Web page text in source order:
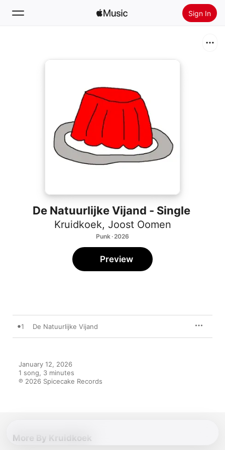
Sign In
Install Apple Music
De Natuurlijke Vijand - Single
Kruidkoek, Joost Oomen
Punk · 2026
Preview
1 De Natuurlijke Vijand
January 12, 2026
1 song, 3 minutes
℗ 2026 Spicecake Records
More By Kruidkoek